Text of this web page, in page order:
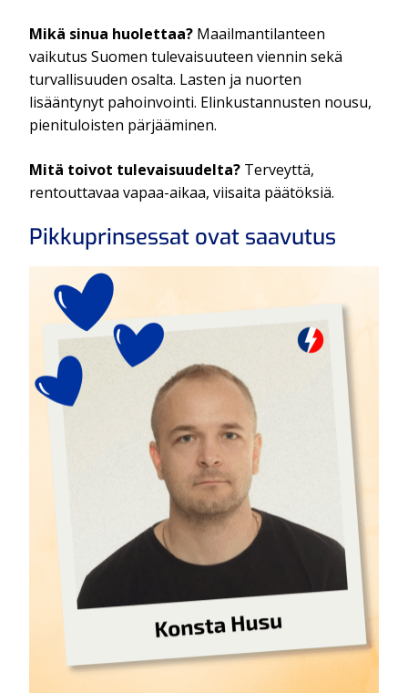
Mikä sinua huolettaa? Maailmantilanteen
vaikutus Suomen tulevaisuuteen viennin sekä
turvallisuuden osalta. Lasten ja nuorten
lisääntynyt pahoinvointi. Elinkustannusten nousu,
pienituloisten pärjääminen.
Mitä toivot tulevaisuudelta? Terveyttä,
rentouttavaa vapaa-aikaa, viisaita päätöksiä.
Pikkuprinsessat ovat saavutus